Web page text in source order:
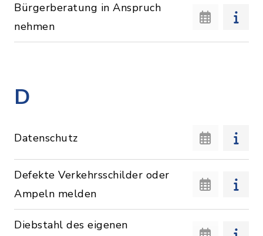
Bürgerberatung in Anspruch
nehmen
D
Datenschutz
Defekte Verkehrsschilder oder
Ampeln melden
Diebstahl des eigenen